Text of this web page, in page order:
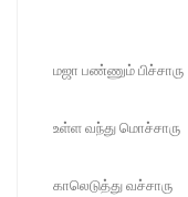
மஜா பண்ணும் பிச்சாரு
உள்ள வந்து மொச்சாரு
காலெடுத்து வச்சாரு